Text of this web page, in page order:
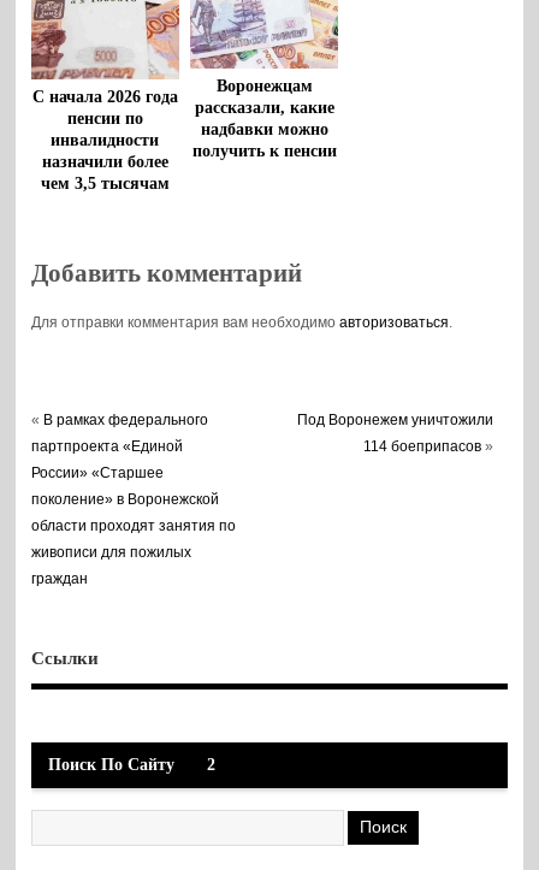
С начала 2026 года
пенсии по
инвалидности
назначили более
чем 3,5 тысячам
Воронежцам
рассказали, какие
надбавки можно
получить к пенсии
Добавить комментарий
Для отправки комментария вам необходимоавторизоваться.
« В рамках федерального
партпроекта «Единой
России» «Старшее
поколение» в Воронежской
области проходят занятия по
живописи для пожилых
граждан
Под Воронежем уничтожили
114 боеприпасов »
Ссылки
Поиск По Сайту 2